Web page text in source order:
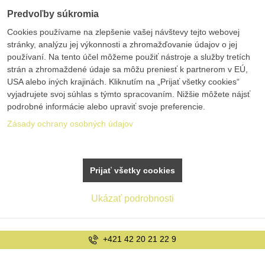
+421 42 20 21 22 9
Predvoľby súkromia
Cookies používame na zlepšenie vašej návštevy tejto webovej
stránky, analýzu jej výkonnosti a zhromažďovanie údajov o jej
používaní. Na tento účel môžeme použiť nástroje a služby tretích
strán a zhromaždené údaje sa môžu preniesť k partnerom v EÚ,
USA alebo iných krajinách. Kliknutím na „Prijať všetky cookies“
vyjadrujete svoj súhlas s týmto spracovaním. Nižšie môžete nájsť
podrobné informácie alebo upraviť svoje preferencie.
Zásady ochrany osobných údajov
Ukázať podrobnosti
Prijať všetky cookies